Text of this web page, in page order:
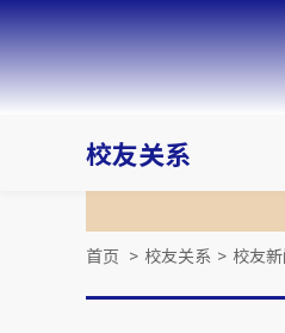
校友关系
首页 > 校友关系 > 校友